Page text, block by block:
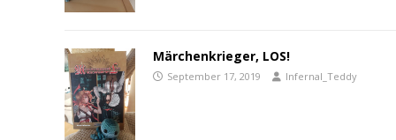
Märchenkrieger, LOS!
September 17, 2019 Infernal_Teddy